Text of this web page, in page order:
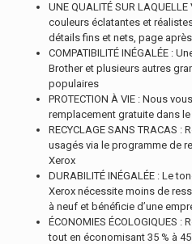
UNE QUALITÉ SUR
couleurs éclatantes et
détails fins et nets, page
COMPATIBILITÉ INÉGALÉE :
Brother et plusieurs autres
populaires
PROTECTION À VIE : Nous
remplacement gratuite dans
RECYCLAGE SANS TRACAS
usagés via le programme de
Xerox
DURABILITÉ INÉGALÉE : Le
Xerox nécessite moins de
à neuf et bénéficie d’une
ÉCONOMIES ÉCOLOGIQUES
tout en économisant 35 % à